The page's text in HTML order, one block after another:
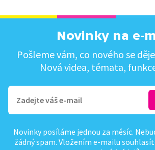
Novinky na e-
Pošleme vám, co nového se
Nová videa, témata,
Novinky posíláme jednou za měsíc.
žádný spam. Vložením e-mailu